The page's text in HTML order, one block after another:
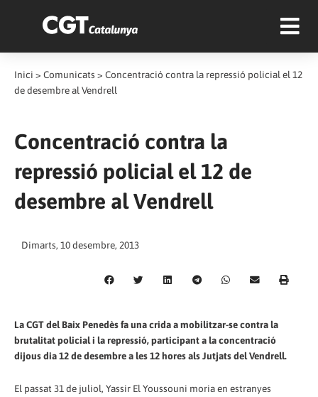
Inici > Comunicats > Concentració contra la repressió policial el 12
de desembre al Vendrell
Concentració contra la
repressió policial el 12 de
desembre al Vendrell
Dimarts, 10 desembre, 2013
La CGT del Baix Penedès fa una crida a mobilitzar-se contra la
brutalitat policial i la repressió, participant a la concentració
dijous dia 12 de desembre a les 12 hores als Jutjats del Vendrell.
El passat 31 de juliol, Yassir El Youssouni moria en estranyes